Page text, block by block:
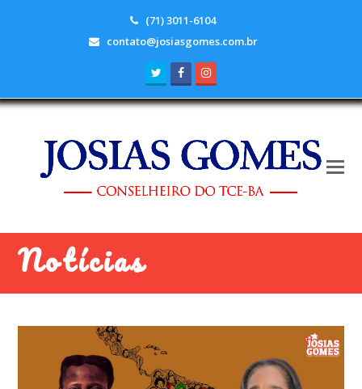
(71) 3011-6104
contato@josiasgomes.com.br
TwitterFacebook
Notícias